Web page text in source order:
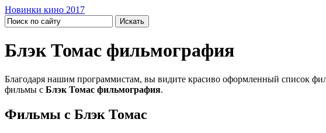
Новинки кино 2017
Блэк Томас фильмография
Благодаря нашим программистам, вы видите красиво оформленный список
фильмы с Блэк Томас фильмография.
Фильмы с Блэк Томас